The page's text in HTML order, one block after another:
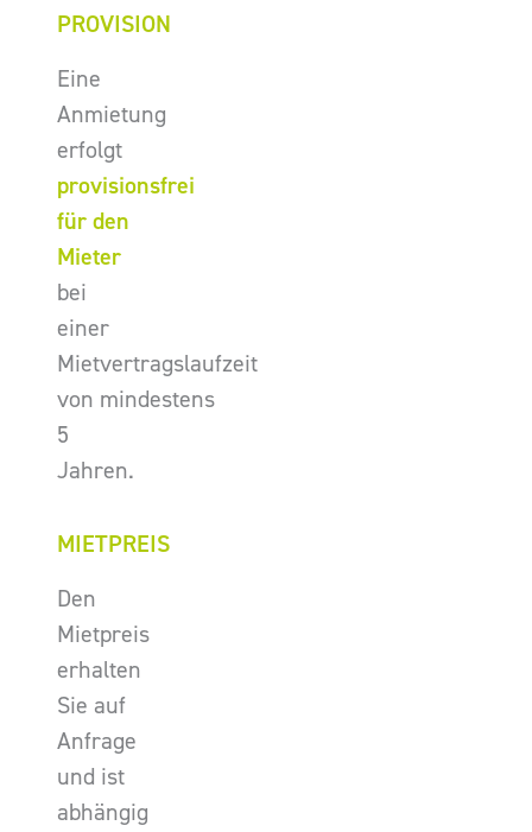
PROVISION
Eine
Anmietung
erfolgt
provisionsfrei
für den
Mieter
bei
einer
Mietvertragslaufzeit
von mindestens
5
Jahren.
MIETPREIS
Den
Mietpreis
erhalten
Sie auf
Anfrage
und ist
abhängig